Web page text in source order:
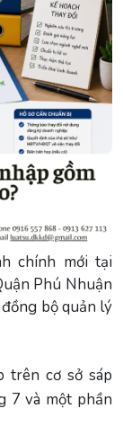
chính mới tại
Phú Nhuận
bộ quản lý
trên cơ sở sáp
7 và một phần